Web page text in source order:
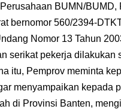
BUMN/
bernomor 560/2394-
Nomor 13 Tahun
serikat pekerja dilakukan
itu, Pemprov meminta
menyampaikan kepada
di Provinsi Banten,